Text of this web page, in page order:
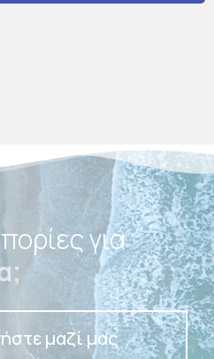
για
μαζί μας